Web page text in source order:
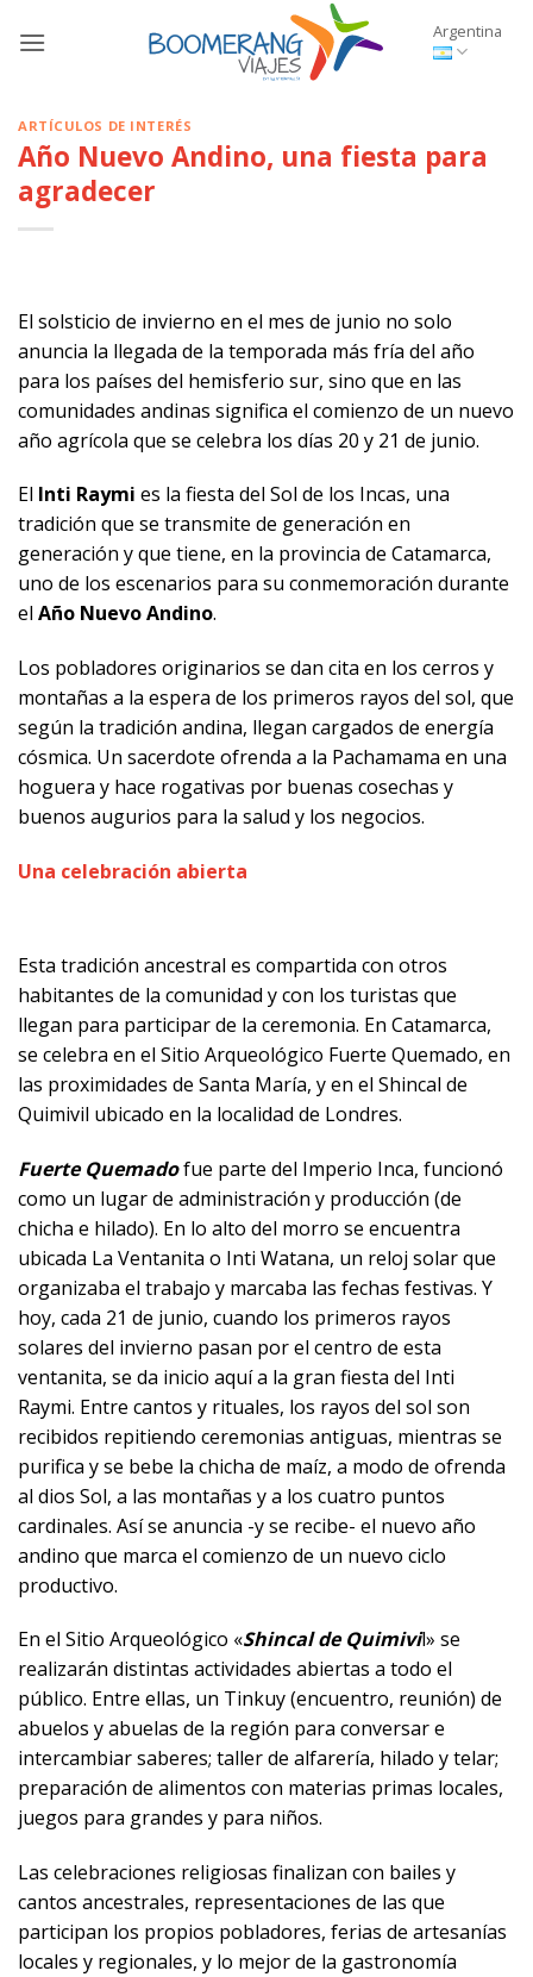
Argentina
ARTÍCULOS DE INTERÉS
Año Nuevo Andino, una fiesta para
agradecer
El solsticio de invierno en el mes de junio no solo
anuncia la llegada de la temporada más fría del año
para los países del hemisferio sur, sino que en las
comunidades andinas significa el comienzo de un nuevo
año agrícola que se celebra los días 20 y 21 de junio.
El Inti Raymi es la fiesta del Sol de los Incas, una
tradición que se transmite de generación en
generación y que tiene, en la provincia de Catamarca,
uno de los escenarios para su conmemoración durante
el Año Nuevo Andino.
Los pobladores originarios se dan cita en los cerros y
montañas a la espera de los primeros rayos del sol, que
según la tradición andina, llegan cargados de energía
cósmica. Un sacerdote ofrenda a la Pachamama en una
hoguera y hace rogativas por buenas cosechas y
buenos augurios para la salud y los negocios.
Una celebración abierta
Esta tradición ancestral es compartida con otros
habitantes de la comunidad y con los turistas que
llegan para participar de la ceremonia. En Catamarca,
se celebra en el Sitio Arqueológico Fuerte Quemado, en
las proximidades de Santa María, y en el Shincal de
Quimivil ubicado en la localidad de Londres.
Fuerte Quemadofue parte del Imperio Inca, funcionó
como un lugar de administración y producción (de
chicha e hilado). En lo alto del morro se encuentra
ubicada La Ventanita o Inti Watana, un reloj solar que
organizaba el trabajo y marcaba las fechas festivas. Y
hoy, cada 21 de junio, cuando los primeros rayos
solares del invierno pasan por el centro de esta
ventanita, se da inicio aquí a la gran fiesta del Inti
Raymi. Entre cantos y rituales, los rayos del sol son
recibidos repitiendo ceremonias antiguas, mientras se
purifica y se bebe la chicha de maíz, a modo de ofrenda
al dios Sol, a las montañas y a los cuatro puntos
cardinales. Así se anuncia -y se recibe- el nuevo año
andino que marca el comienzo de un nuevo ciclo
productivo.
En el Sitio Arqueológico «Shincal de Quimivil» se
realizarán distintas actividades abiertas a todo el
público. Entre ellas, un Tinkuy (encuentro, reunión) de
abuelos y abuelas de la región para conversar e
intercambiar saberes; taller de alfarería, hilado y telar;
preparación de alimentos con materias primas locales,
juegos para grandes y para niños.
Las celebraciones religiosas finalizan con bailes y
cantos ancestrales, representaciones de las que
participan los propios pobladores, ferias de artesanías
locales y regionales, y lo mejor de la gastronomía